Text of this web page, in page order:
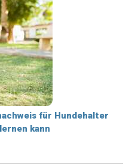
für Hundehalter
kann